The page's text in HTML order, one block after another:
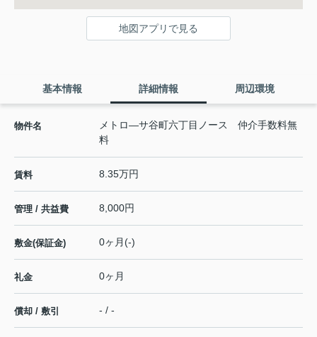
地図アプリで見る
基本情報 詳細情報 周辺環境
物件名
メトロ―サ谷町六丁目ノース 仲介手数料無
料
賃料 8.35万円
管理 / 共益費 8,000円
敷金(保証金) 0ヶ月(-)
礼金 0ヶ月
償却 / 敷引 - / -